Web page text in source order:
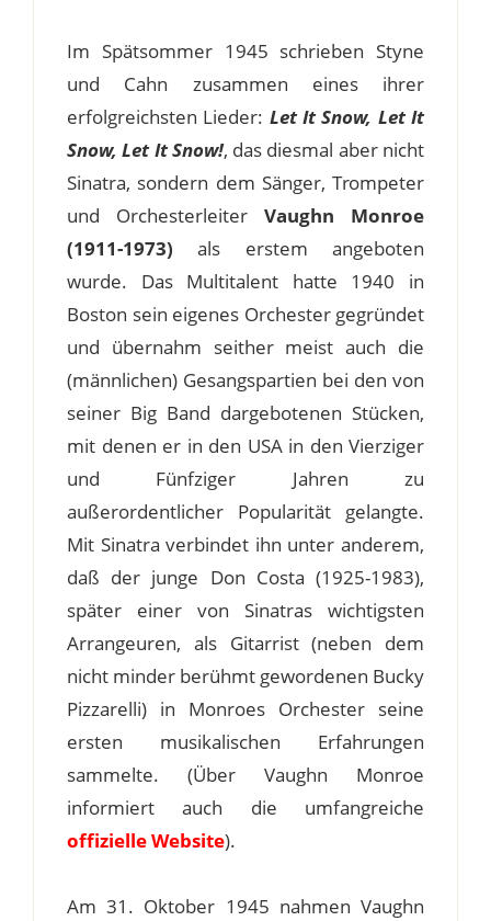
Im Spätsommer 1945 schrieben Styne
und Cahn zusammen eines ihrer
erfolgreichsten Lieder: Let It Snow, Let It
Snow, Let It Snow!, das diesmal aber nicht
Sinatra, sondern dem Sänger, Trompeter
und Orchesterleiter Vaughn Monroe
(1911-1973) als erstem angeboten
wurde. Das Multitalent hatte 1940 in
Boston sein eigenes Orchester gegründet
und übernahm seither meist auch die
(männlichen) Gesangspartien bei den von
seiner Big Band dargebotenen Stücken,
mit denen er in den USA in den Vierziger
und Fünfziger Jahren zu
außerordentlicher Popularität gelangte.
Mit Sinatra verbindet ihn unter anderem,
daß der junge Don Costa (1925-1983),
später einer von Sinatras wichtigsten
Arrangeuren, als Gitarrist (neben dem
nicht minder berühmt gewordenen Bucky
Pizzarelli) in Monroes Orchester seine
ersten musikalischen Erfahrungen
sammelte. (Über Vaughn Monroe
informiert auch die umfangreiche
offizielle Website).
Am 31. Oktober 1945 nahmen Vaughn